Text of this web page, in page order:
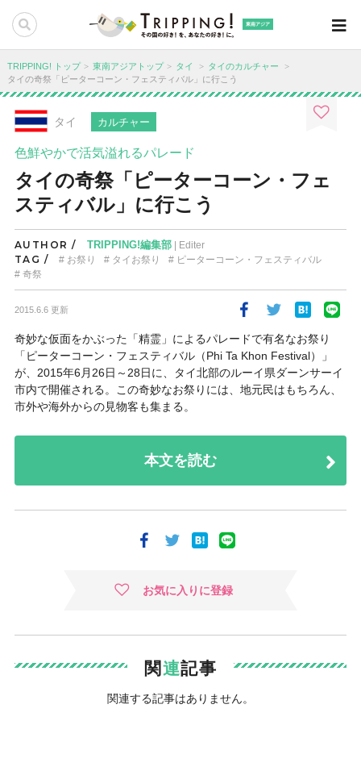
東南アジア
TRIPPING! トップ 東南アジアトップ タイ
タイのカルチャー
タイの奇祭「ピーターコーン・フェスティバル」に行こう
タイ カルチャー
色鮮やかで活気溢れるパレード
タイの奇祭「ピーターコーン・フェ
スティバル」に行こう
AUTHOR / TRIPPING!編集部| Editer
TAG / お祭り タイお祭り
ピーターコーン・フェスティバル
奇祭
2015.6.6 更新
奇妙な仮面をかぶった「精霊」によるパレードで有名なお祭り
「ピーターコーン・フェスティバル（Phi Ta Khon Festival）」
が、2015年6月26日～28日に、タイ北部のルーイ県ダーンサーイ
市内で開催される。この奇妙なお祭りには、地元民はもちろん、
市外や海外からの見物客も集まる。
本文を読む
お気に入りに登録
関連記事
関連する記事はありません。